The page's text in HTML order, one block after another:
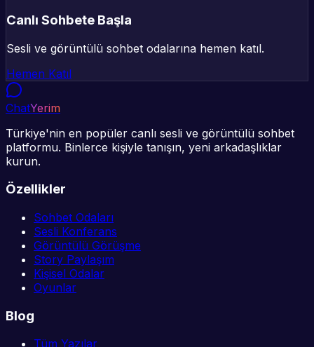
Canlı Sohbete Başla
Sesli ve görüntülü sohbet odalarına hemen katıl.
Hemen Katıl
ChatYerim
Türkiye'nin en popüler canlı sesli ve görüntülü sohbet
platformu. Binlerce kişiyle tanışın, yeni arkadaşlıklar
kurun.
Özellikler
Sohbet Odaları
Sesli Konferans
Görüntülü Görüşme
Story Paylaşım
Kişisel Odalar
Oyunlar
Blog
Tüm Yazılar